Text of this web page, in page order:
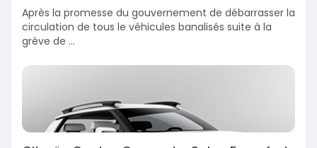
Après la promesse du gouvernement de débarrasser la
circulation de tous le véhicules banalisés suite à la
grève de ...